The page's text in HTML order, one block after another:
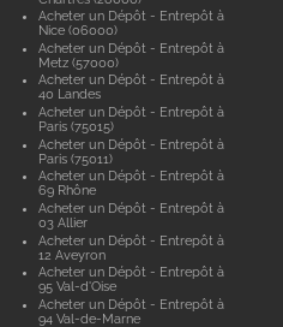
Acheter un Dépôt - Entrepôt à
Nice (06000)
Acheter un Dépôt - Entrepôt à
Metz (57000)
Acheter un Dépôt - Entrepôt à
40 Landes
Acheter un Dépôt - Entrepôt à
Paris (75015)
Acheter un Dépôt - Entrepôt à
Paris (75011)
Acheter un Dépôt - Entrepôt à
69 Rhône
Acheter un Dépôt - Entrepôt à
03 Allier
Acheter un Dépôt - Entrepôt à
12 Aveyron
Acheter un Dépôt - Entrepôt à
95 Val-d'Oise
Acheter un Dépôt - Entrepôt à
94 Val-de-Marne